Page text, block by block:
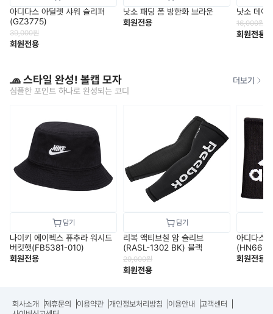
아디다스 아딜렛 샤워 슬리퍼
(GZ3775)
39,000원
회원전용
낫소 패딩 폼 방한화 브라운
회원전용
낫소 데이
16,000원
회원전용
🧢 스타일 완성! 볼캡 모자
심플한 포인트 하나로 완성되는 코디
더보기
나이키 에이펙스 퓨추라 워시드
버킷햇(FB5381-010)
회원전용
리복 액티브칠 암 슬리브
(RASL-1302 BK) 블랙
29,000원
회원전용
아디다스
회원전용
회사소개 제휴문의 이용약관 개인정보처리방침 이용안내
고객센터